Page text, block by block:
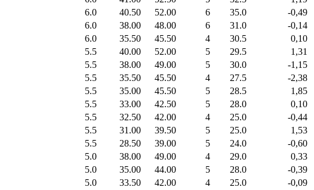
6.0 40.50 52.00 6 35.0
-0,49
6.0 38.00 48.00 6 31.0
-0,14
6.0 35.50 45.50 4 30.5
0,10
5.5 40.00 52.00 5 29.5
1,31
5.5 38.00 49.00 5 30.0
-1,15
5.5 35.50 45.50 4 27.5
-2,38
5.5 35.00 45.50 5 28.5
1,85
5.5 33.00 42.50 5 28.0
0,10
5.5 32.50 42.00 4 25.0
-0,44
5.5 31.00 39.50 5 25.0
1,53
5.5 28.50 39.00 5 24.0
-0,60
5.0 38.00 49.00 4 29.0
0,33
5.0 35.00 44.00 5 28.0
-0,39
5.0 33.50 42.00 4 25.0
-0,09